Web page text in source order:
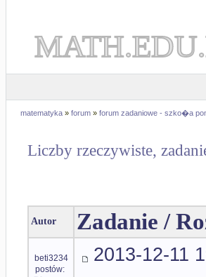
matematyka » forum » forum zadaniowe - szko�a
Liczby rzeczywiste,
Autor Zadanie /
beti3234
postów:
2013-12-11